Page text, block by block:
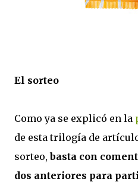
El sorteo
Como ya se explicó en la
de esta trilogía de
sorteo,basta con
dos anteriores para